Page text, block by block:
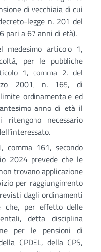
di vecchiaia di cui
legge n. 201 del
pari a 67 anni di età).
medesimo articolo 1,
per le pubbliche
1, comma 2, del
2001, n. 165, di
ordinamentale ed
anno di età il
ritengono necessario
comma 161, secondo
2024 prevede che le
trovano applicazione
per raggiungimento
dagli ordinamenti
che, per effetto delle
detta disciplina
per le pensioni di
CPDEL, della CPS,